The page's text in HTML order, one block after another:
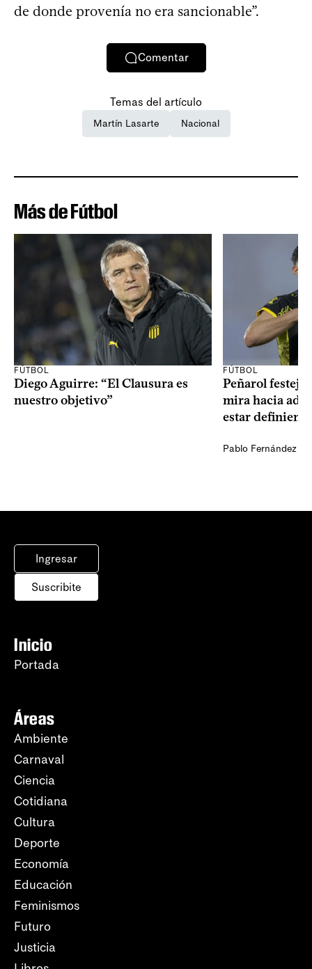
de donde provenía no era sancionable”.
Comentar
Temas del artículo
Martín Lasarte Nacional
Más de Fútbol
FÚTBOL
Diego Aguirre: “El Clausura es
nuestro objetivo”
FÚTBOL
Peñarol
mira hacia
estar
Pablo Fernández
Ingresar
Suscribite
Inicio
Portada
Áreas
Ambiente
Carnaval
Ciencia
Cotidiana
Cultura
Deporte
Economía
Educación
Feminismos
Futuro
Justicia